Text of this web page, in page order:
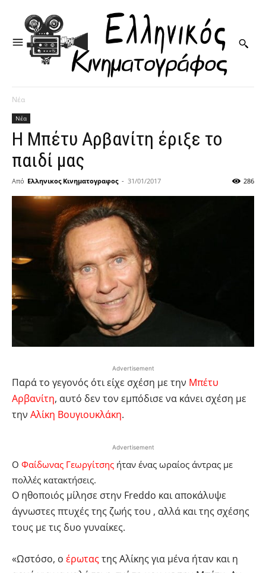
Νέα
Νέα
Η Μπέτυ Αρβανίτη έριξε το
παιδί μας
Από Ελληνικος Κινηματογραφος - 31/01/2017 286
Advertisement
Παρά το γεγονός ότι είχε σχέση με την Μπέτυ
Αρβανίτη, αυτό δεν τον εμπόδισε να κάνει σχέση με
την Αλίκη Βουγιουκλάκη.
Advertisement
Ο Φαίδωνας Γεωργίτσης ήταν ένας ωραίος άντρας με
πολλές κατακτήσεις.
Ο ηθοποιός μίλησε στην Freddo και αποκάλυψε
άγνωστες πτυχές της ζωής του , αλλά και της σχέσης
τους με τις δυο γυναίκες.
«Ωστόσο, ο έρωταςτης Αλίκης για μένα ήταν και η